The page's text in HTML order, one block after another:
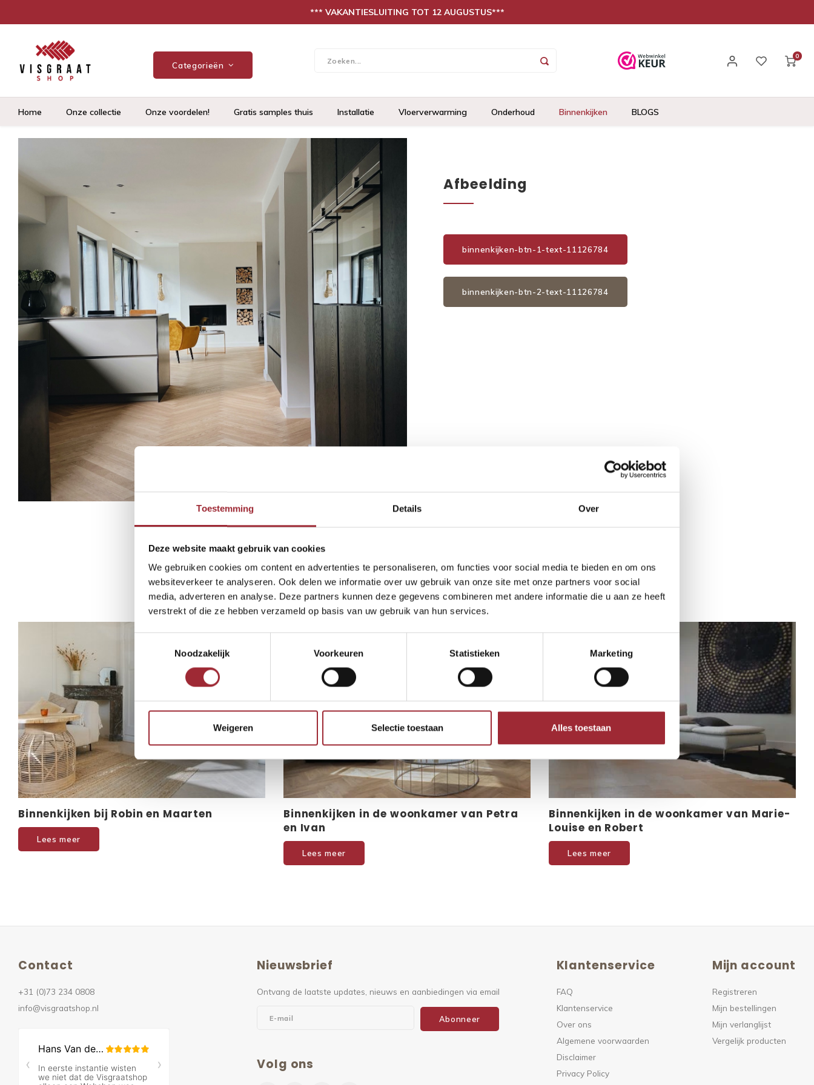
Toestemming Details Over
Deze website maakt gebruik van cookies
We gebruiken cookies om content en advertenties te personaliseren, om functies voor social media te bieden en om ons
websiteverkeer te analyseren. Ook delen we informatie over uw gebruik van onze site met onze partners voor social
media, adverteren en analyse. Deze partners kunnen deze gegevens combineren met andere informatie die u aan ze heeft
verstrekt of die ze hebben verzameld op basis van uw gebruik van hun services.
Noodzakelijk
Voorkeuren Statistieken Marketing
Weigeren Selectie toestaan Alles toestaan
*** VAKANTIESLUITING TOT 12 AUGUSTUS***
Categorieën
0
Home Onze collectie Onze voordelen! Gratis samples thuis Installatie Vloerverwarming Onderhoud Binnenkijken BLOGS
Afbeelding
binnenkijken-btn-1-text-11126784
binnenkijken-btn-2-text-11126784
Andere Binnenkijkers die u wellicht ook interesseren
Binnenkijken bij Robin en Maarten
Lees meer
Binnenkijken in de woonkamer van Petra
en Ivan
Lees meer
Binnenkijken in de woonkamer van Marie-
Louise en Robert
Lees meer
Contact
+31 (0)73 234 0808
info@visgraatshop.nl
Nieuwsbrief
Ontvang de laatste updates, nieuws en aanbiedingen via email
Abonneer
Volg ons
Klantenservice
FAQ
Klantenservice
Over ons
Algemene voorwaarden
Disclaimer
Privacy Policy
Mijn account
Registreren
Mijn bestellingen
Mijn verlanglijst
Vergelijk producten